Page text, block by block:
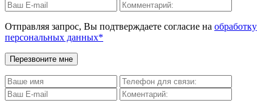
Отправляя запрос, Вы подтверждаете согласие на обработку
персональных данных*